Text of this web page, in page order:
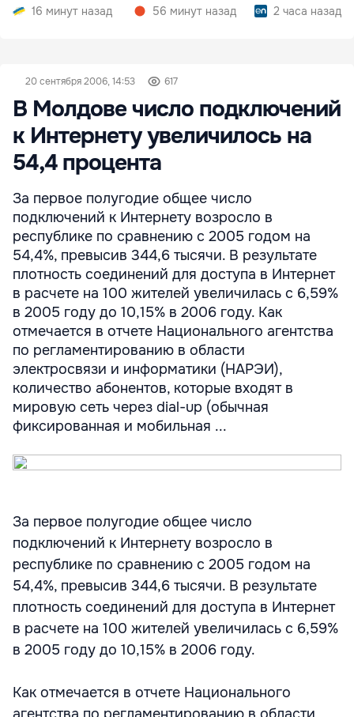
16 минут назад
56 минут назад
2 часа назад
20 сентября 2006, 14:53 617
В Молдове число подключений
к Интернету увеличилось на
54,4 процента
За первое полугодие общее число
подключений к Интернету возросло в
республике по сравнению с 2005 годом на
54,4%, превысив 344,6 тысячи. В результате
плотность соединений для доступа в Интернет
в расчете на 100 жителей увеличилась с 6,59%
в 2005 году до 10,15% в 2006 году. Как
отмечается в отчете Национального агентства
по регламентированию в области
электросвязи и информатики (НАРЭИ),
количество абонентов, которые входят в
мировую сеть через dial-up (обычная
фиксированная и мобильная ...
За первое полугодие общее число
подключений к Интернету возросло в
республике по сравнению с 2005 годом на
54,4%, превысив 344,6 тысячи. В результате
плотность соединений для доступа в Интернет
в расчете на 100 жителей увеличилась с 6,59%
в 2005 году до 10,15% в 2006 году.
Как отмечается в отчете Национального